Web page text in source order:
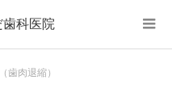
科医院
歯肉退縮）